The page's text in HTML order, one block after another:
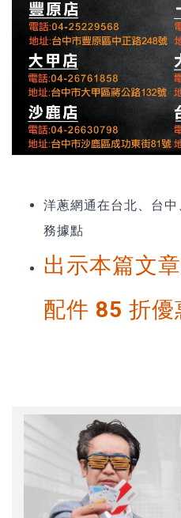
洋蔥網通在台北、台
務據點
出示本篇文
配件 85 折優